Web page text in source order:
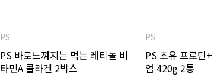
PS
PS 바로느껴지는 먹는 레티놀 비
타민A 콜라겐 2박스
PS
PS 초유 프로틴
엄 420g 2통